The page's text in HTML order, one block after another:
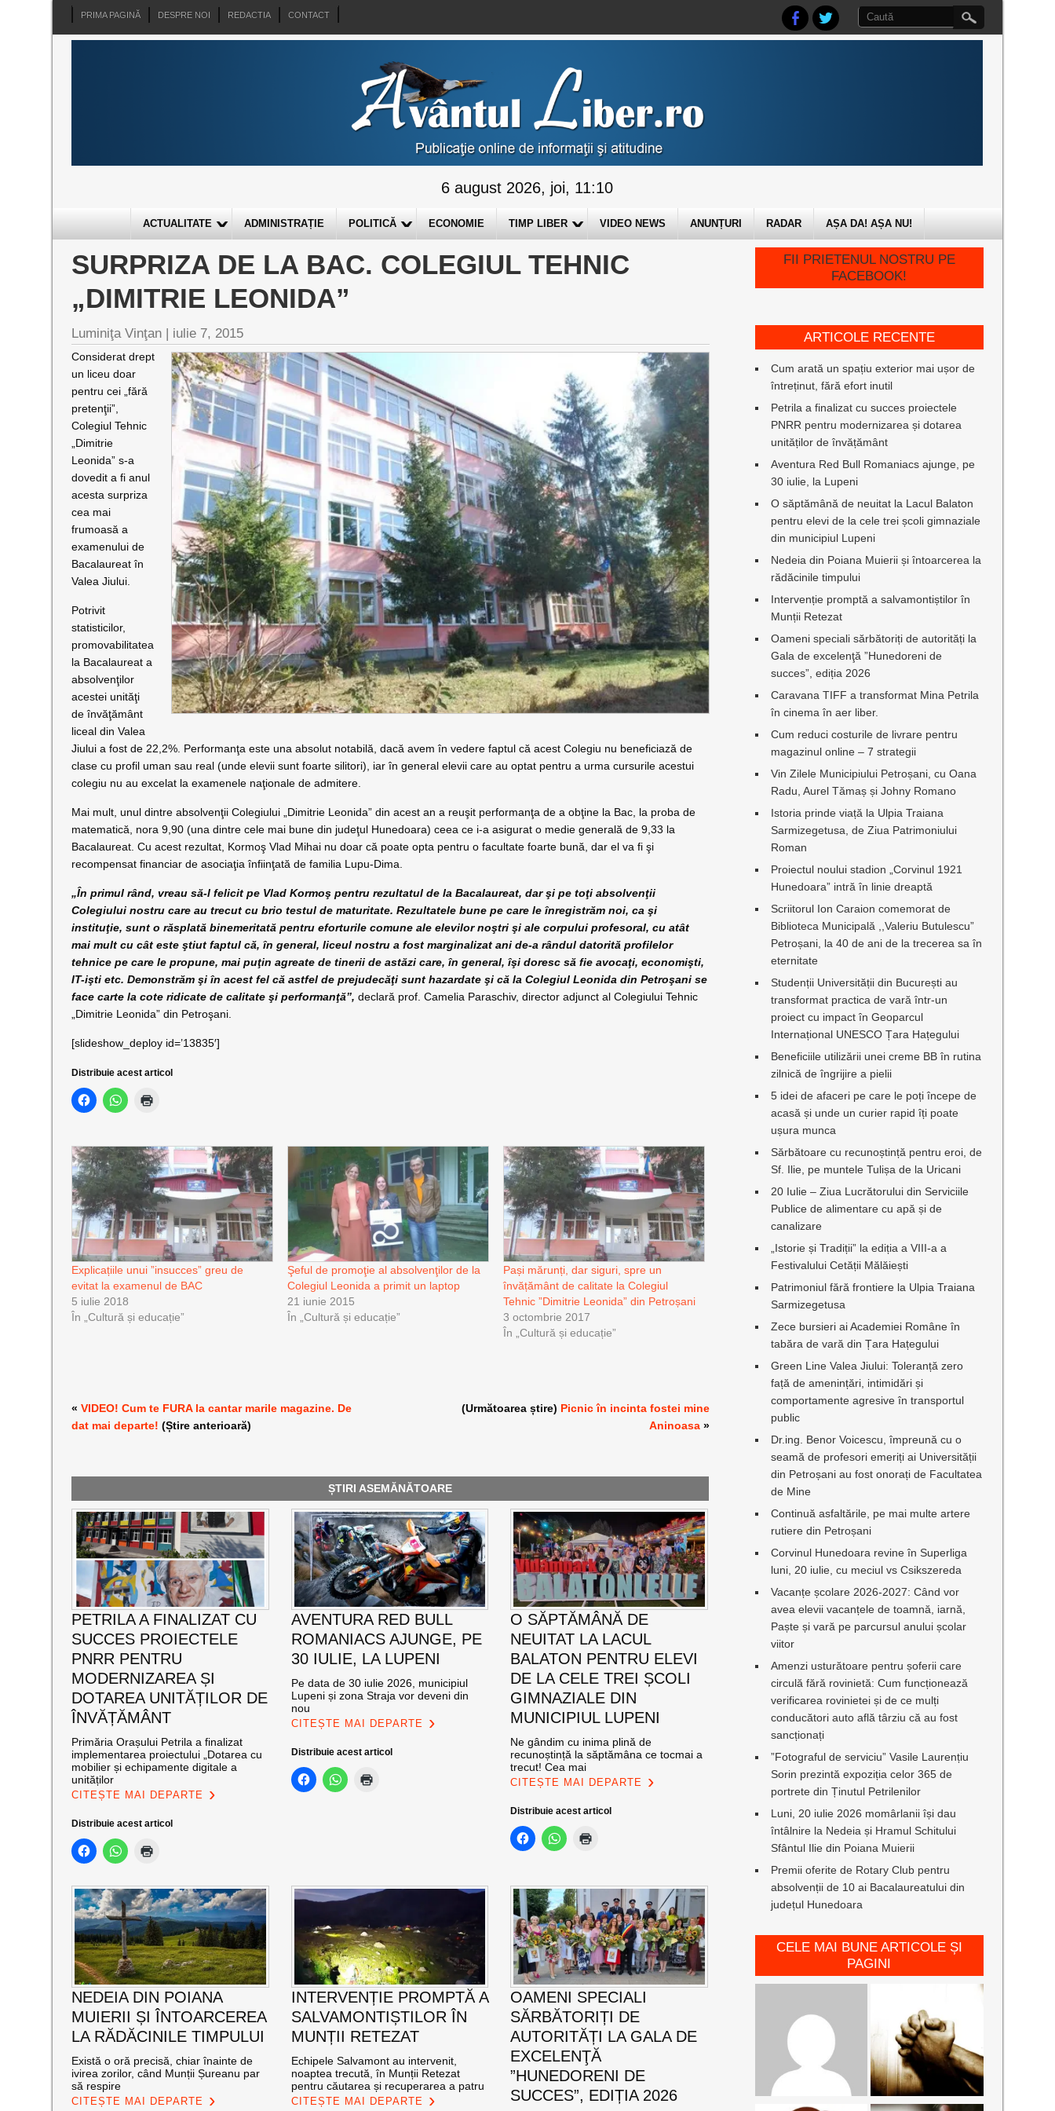
PRIMA PAGINĂ DESPRE NOI REDACTIA CONTACT
6 august 2026, joi, 11:10
ACTUALITATE ADMINISTRAȚIE POLITICĂ ECONOMIE TIMP LIBER VIDEO NEWS ANUNȚURI RADAR AȘA DA! AȘA NU!
SURPRIZA DE LA BAC. COLEGIUL TEHNIC
„DIMITRIE LEONIDA”
Luminiţa Vinţan | iulie 7, 2015
Considerat drept
un liceu doar
pentru cei „fără
pretenţii”,
Colegiul Tehnic
„Dimitrie
Leonida” s-a
dovedit a fi anul
acesta surpriza
cea mai
frumoasă a
examenului de
Bacalaureat în
Valea Jiului.
Potrivit
statisticilor,
promovabilitatea
la Bacalaureat a
absolvenţilor
acestei unităţi
de învăţământ
liceal din Valea
Jiului a fost de 22,2%. Performanţa este una absolut notabilă, dacă avem în vedere faptul că acest Colegiu nu beneficiază de
clase cu profil uman sau real (unde elevii sunt foarte silitori), iar în general elevii care au optat pentru a urma cursurile acestui
colegiu nu au excelat la examenele naţionale de admitere.
Mai mult, unul dintre absolvenţii Colegiului „Dimitrie Leonida” din acest an a reuşit performanţa de a obţine la Bac, la proba de
matematică, nora 9,90 (una dintre cele mai bune din judeţul Hunedoara) ceea ce i-a asigurat o medie generală de 9,33 la
Bacalaureat. Cu acest rezultat, Kormoş Vlad Mihai nu doar că poate opta pentru o facultate foarte bună, dar el va fi şi
recompensat financiar de asociaţia înfiinţată de familia Lupu-Dima.
„În primul rând, vreau să-l felicit pe Vlad Kormoş pentru rezultatul de la Bacalaureat, dar şi pe toţi absolvenţii
Colegiului nostru care au trecut cu brio testul de maturitate. Rezultatele bune pe care le înregistrăm noi, ca şi
instituţie, sunt o răsplată binemeritată pentru eforturile comune ale elevilor noştri şi ale corpului profesoral, cu atât
mai mult cu cât este ştiut faptul că, în general, liceul nostru a fost marginalizat ani de-a rândul datorită profilelor
tehnice pe care le propune, mai puţin agreate de tinerii de astăzi care, în general, îşi doresc să fie avocaţi, economişti,
IT-işti etc. Demonstrăm şi în acest fel că astfel de prejudecăţi sunt hazardate şi că la Colegiul Leonida din Petroşani se
face carte la cote ridicate de calitate şi performanţă”, declară prof. Camelia Paraschiv, director adjunct al Colegiului Tehnic
„Dimitrie Leonida” din Petroşani.
[slideshow_deploy id=’13835′]
Distribuie acest articol
Explicațiile unui ”insucces” greu de
evitat la examenul de BAC
5 iulie 2018
În „Cultură și educație”
Şeful de promoţie al absolvenţilor de la
Colegiul Leonida a primit un laptop
21 iunie 2015
În „Cultură și educație”
Pași mărunți, dar siguri, spre un
învățământ de calitate la Colegiul
Tehnic ”Dimitrie Leonida” din Petroșani
3 octombrie 2017
În „Cultură și educație”
«VIDEO! Cum te FURA la cantar marile magazine. De
dat mai departe! (Știre anterioară)
(Următoarea știre) Picnic în incinta fostei mine
Aninoasa »
ȘTIRI ASEMĂNĂTOARE
PETRILA A FINALIZAT CU
SUCCES PROIECTELE
PNRR PENTRU
MODERNIZAREA ȘI
DOTAREA UNITĂȚILOR DE
ÎNVĂȚĂMÂNT
Primăria Orașului Petrila a finalizat
implementarea proiectului „Dotarea cu
mobilier și echipamente digitale a
unităților
CITEȘTE MAI DEPARTE
Distribuie acest articol
AVENTURA RED BULL
ROMANIACS AJUNGE, PE
30 IULIE, LA LUPENI
Pe data de 30 iulie 2026, municipiul
Lupeni și zona Straja vor deveni din
nou
CITEȘTE MAI DEPARTE
Distribuie acest articol
O SĂPTĂMÂNĂ DE
NEUITAT LA LACUL
BALATON PENTRU ELEVI
DE LA CELE TREI ȘCOLI
GIMNAZIALE DIN
MUNICIPIUL LUPENI
Ne gândim cu inima plină de
recunoștință la săptămâna ce tocmai a
trecut! Cea mai
CITEȘTE MAI DEPARTE
Distribuie acest articol
NEDEIA DIN POIANA
MUIERII ȘI ÎNTOARCEREA
LA RĂDĂCINILE TIMPULUI
Există o oră precisă, chiar înainte de
ivirea zorilor, când Munții Șureanu par
să respire
CITEȘTE MAI DEPARTE
INTERVENȚIE PROMPTĂ A
SALVAMONTIȘTILOR ÎN
MUNȚII RETEZAT
Echipele Salvamont au intervenit,
noaptea trecută, în Munții Retezat
pentru căutarea și recuperarea a patru
CITEȘTE MAI DEPARTE
OAMENI SPECIALI
SĂRBĂTORIȚI DE
AUTORITĂȚI LA GALA DE
EXCELENŢĂ
”HUNEDORENI DE
SUCCES”, EDIȚIA 2026
FII PRIETENUL NOSTRU PE
FACEBOOK!
ARTICOLE RECENTE
Cum arată un spațiu exterior mai ușor de
întreținut, fără efort inutil
Petrila a finalizat cu succes proiectele
PNRR pentru modernizarea și dotarea
unităților de învățământ
Aventura Red Bull Romaniacs ajunge, pe
30 iulie, la Lupeni
O săptămână de neuitat la Lacul Balaton
pentru elevi de la cele trei școli gimnaziale
din municipiul Lupeni
Nedeia din Poiana Muierii și întoarcerea la
rădăcinile timpului
Intervenție promptă a salvamontiștilor în
Munții Retezat
Oameni speciali sărbătoriți de autorități la
Gala de excelenţă ”Hunedoreni de
succes”, ediția 2026
Caravana TIFF a transformat Mina Petrila
în cinema în aer liber.
Cum reduci costurile de livrare pentru
magazinul online – 7 strategii
Vin Zilele Municipiului Petroșani, cu Oana
Radu, Aurel Tămaș și Johny Romano
Istoria prinde viață la Ulpia Traiana
Sarmizegetusa, de Ziua Patrimoniului
Roman
Proiectul noului stadion „Corvinul 1921
Hunedoara” intră în linie dreaptă
Scriitorul Ion Caraion comemorat de
Biblioteca Municipală ,,Valeriu Butulescu”
Petroșani, la 40 de ani de la trecerea sa în
eternitate
Studenții Universității din București au
transformat practica de vară într-un
proiect cu impact în Geoparcul
Internațional UNESCO Țara Hațegului
Beneficiile utilizării unei creme BB în rutina
zilnică de îngrijire a pielii
5 idei de afaceri pe care le poți începe de
acasă și unde un curier rapid îți poate
ușura munca
Sărbătoare cu recunoștință pentru eroi, de
Sf. Ilie, pe muntele Tulișa de la Uricani
20 Iulie – Ziua Lucrătorului din Serviciile
Publice de alimentare cu apă și de
canalizare
„Istorie și Tradiții” la ediția a VIII-a a
Festivalului Cetății Mălăiești
Patrimoniul fără frontiere la Ulpia Traiana
Sarmizegetusa
Zece bursieri ai Academiei Române în
tabăra de vară din Țara Hațegului
Green Line Valea Jiului: Toleranță zero
față de amenințări, intimidări și
comportamente agresive în transportul
public
Dr.ing. Benor Voicescu, împreună cu o
seamă de profesori emeriți ai Universității
din Petroșani au fost onorați de Facultatea
de Mine
Continuă asfaltările, pe mai multe artere
rutiere din Petroșani
Corvinul Hunedoara revine în Superliga
luni, 20 iulie, cu meciul vs Csikszereda
Vacanțe școlare 2026-2027: Când vor
avea elevii vacanțele de toamnă, iarnă,
Paște și vară pe parcursul anului școlar
viitor
Amenzi usturătoare pentru șoferii care
circulă fără rovinietă: Cum funcționează
verificarea rovinietei și de ce mulți
conducători auto află târziu că au fost
sancționați
”Fotograful de serviciu” Vasile Laurențiu
Sorin prezintă expoziția celor 365 de
portrete din Ținutul Petrilenilor
Luni, 20 iulie 2026 momârlanii își dau
întâlnire la Nedeia și Hramul Schitului
Sfântul Ilie din Poiana Muierii
Premii oferite de Rotary Club pentru
absolvenții de 10 ai Bacalaureatului din
județul Hunedoara
CELE MAI BUNE ARTICOLE ȘI
PAGINI